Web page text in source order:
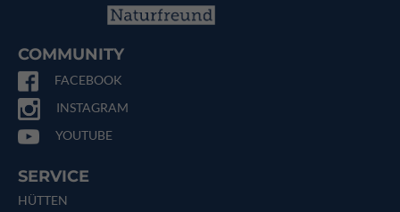
COMMUNITY
FACEBOOK
INSTAGRAM
YOUTUBE
SERVICE
HÜTTEN